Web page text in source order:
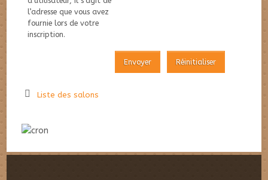
l’adresse que vous avez
fournie lors de votre
inscription.
Liste des salons